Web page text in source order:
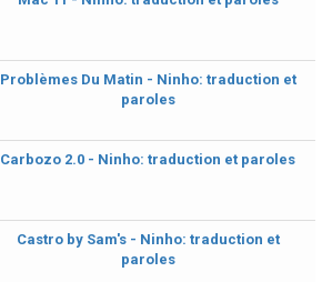
Problèmes Du Matin - Ninho: traduction et
paroles
Carbozo 2.0 - Ninho: traduction et paroles
Castro by Sam's - Ninho: traduction et
paroles